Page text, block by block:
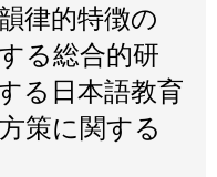
律的特徴の
る総合的研
る日本語教育
策に関する